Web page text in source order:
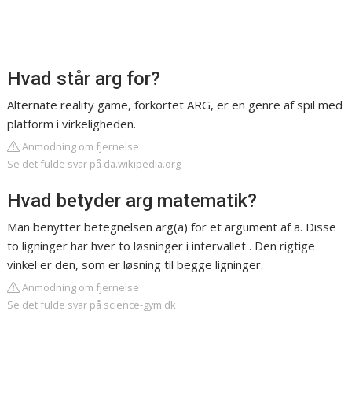
Hvad står arg for?
Alternate reality game, forkortet ARG, er en genre af spil med
platform i virkeligheden.
Anmodning om fjernelse
Se det fulde svar på da.wikipedia.org
Hvad betyder arg matematik?
Man benytter betegnelsen arg(a) for et argument af a. Disse
to ligninger har hver to løsninger i intervallet . Den rigtige
vinkel er den, som er løsning til begge ligninger.
Anmodning om fjernelse
Se det fulde svar på science-gym.dk